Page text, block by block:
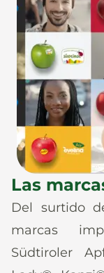
Las
Del surtido
marcas
Südtiroler